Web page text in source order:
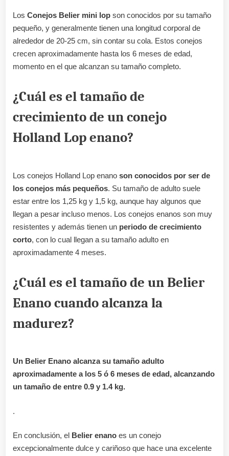
Los Conejos Belier mini lop son conocidos por su tamaño
pequeño, y generalmente tienen una longitud corporal de
alrededor de 20-25 cm, sin contar su cola. Estos conejos
crecen aproximadamente hasta los 6 meses de edad,
momento en el que alcanzan su tamaño completo.
¿Cuál es el tamaño de
crecimiento de un conejo
Holland Lop enano?
Los conejos Holland Lop enano son conocidos por ser de
los conejos más pequeños. Su tamaño de adulto suele
estar entre los 1,25 kg y 1,5 kg, aunque hay algunos que
llegan a pesar incluso menos. Los conejos enanos son muy
resistentes y además tienen un periodo de crecimiento
corto, con lo cual llegan a su tamaño adulto en
aproximadamente 4 meses.
¿Cuál es el tamaño de un Belier
Enano cuando alcanza la
madurez?
Un Belier Enano alcanza su tamaño adulto
aproximadamente a los 5 ó 6 meses de edad, alcanzando
un tamaño de entre 0.9 y 1.4 kg.
.
En conclusión, el Belier enano es un conejo
excepcionalmente dulce y cariñoso que hace una excelente